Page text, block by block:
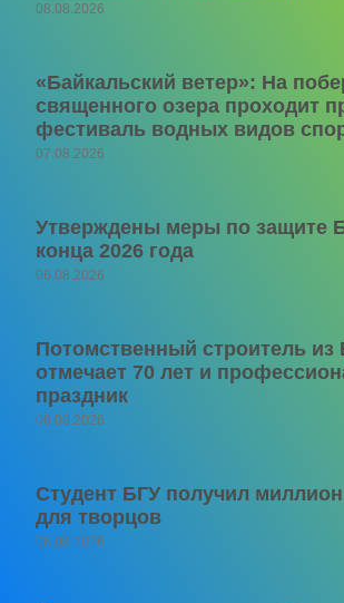
08.08.2026
«Байкальский ветер»: На
священного озера проходит
фестиваль водных видов
07.08.2026
Утверждены меры по защите
конца 2026 года
06.08.2026
Потомственный строитель из
отмечает 70 лет и
праздник
06.08.2026
Студент БГУ получил
для творцов
06.08.2026